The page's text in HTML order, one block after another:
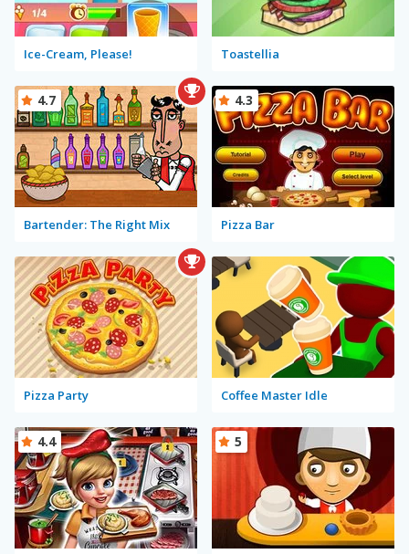
Ice-Cream, Please! Toastellia
Bartender: The Right Mix
4.7
Pizza Bar
4.3
Pizza Party Coffee Master Idle
4.4 5